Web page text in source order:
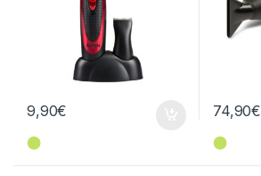
9,90€
⬤
74,90€
⬤